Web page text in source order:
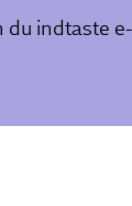
indtaste